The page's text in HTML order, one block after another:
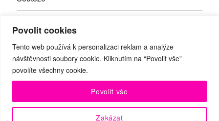
Povolit cookies
Tento web používá k personalizaci reklam a analýze
návštěvnosti soubory cookie. Kliknutím na “Povolit vše”
povolíte všechny cookie.
Zakázat
Povolit vše
Kontakty
Facebook
RSS Youtube
© Taneční magazín, z.s. | Branická 69/66, Braník, 147 00 Praha